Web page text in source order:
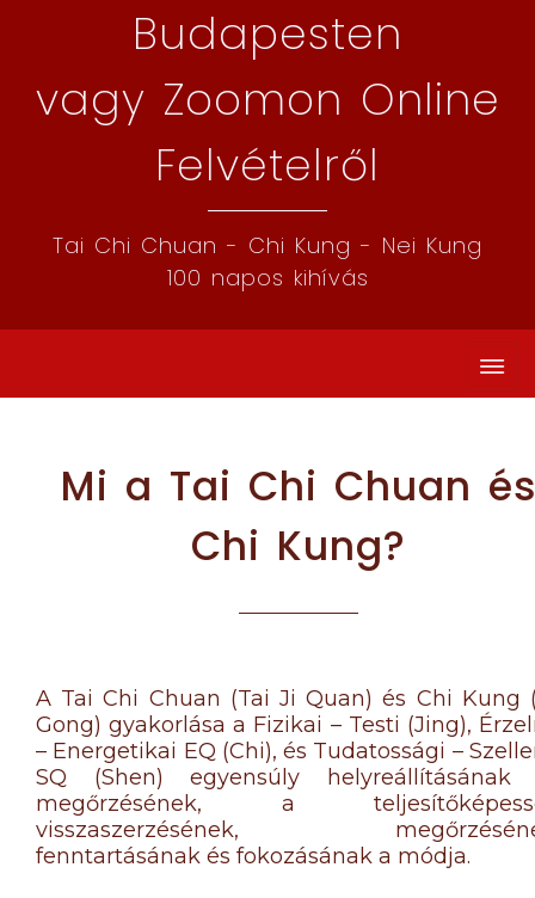
Budapesten
vagy Zoomon Online
Felvételről
Tai Chi Chuan - Chi Kung - Nei Kung
100 napos kihívás
Mi a Tai Chi Chuan és
Chi Kung?
A Tai Chi Chuan (Tai Ji Quan) és Chi Kung
Gong) gyakorlása a Fizikai – Testi (Jing),
– Energetikai EQ (Chi), és Tudatossági –
SQ (Shen) egyensúly helyreállításának
megőrzésének, a
visszaszerzésének,
fenntartásának és fokozásának a módja.